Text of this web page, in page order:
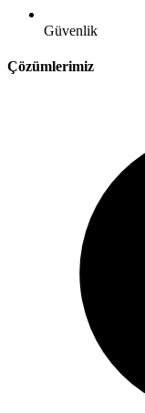
Güvenlik
Çözümlerimiz